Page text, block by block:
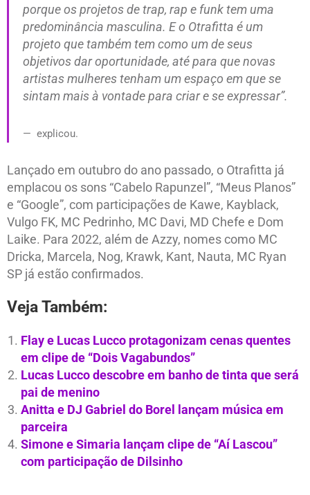
porque os projetos de trap, rap e funk tem uma
predominância masculina. E o Otrafitta é um
projeto que também tem como um de seus
objetivos dar oportunidade, até para que novas
artistas mulheres tenham um espaço em que se
sintam mais à vontade para criar e se expressar”.
explicou.
Lançado em outubro do ano passado, o Otrafitta já
emplacou os sons “Cabelo Rapunzel”, “Meus Planos”
e “Google”, com participações de Kawe, Kayblack,
Vulgo FK, MC Pedrinho, MC Davi, MD Chefe e Dom
Laike. Para 2022, além de Azzy, nomes como MC
Dricka, Marcela, Nog, Krawk, Kant, Nauta, MC Ryan
SP já estão confirmados.
Veja Também:
Flay e Lucas Lucco protagonizam cenas quentes
em clipe de “Dois Vagabundos”
Lucas Lucco descobre em banho de tinta que será
pai de menino
Anitta e DJ Gabriel do Borel lançam música em
parceira
Simone e Simaria lançam clipe de “Aí Lascou”
com participação de Dilsinho